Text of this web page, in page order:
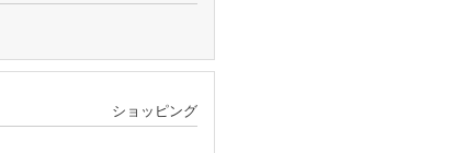
ショッピング